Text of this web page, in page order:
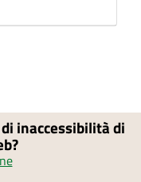
inaccessibilità di